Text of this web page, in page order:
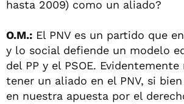
hasta 2009) como un aliado?
O.M.: El PNV es un partido que
y lo social defiende un modelo
del PP y el PSOE.
tener un aliado en el PNV, si
en nuestra apuesta por el